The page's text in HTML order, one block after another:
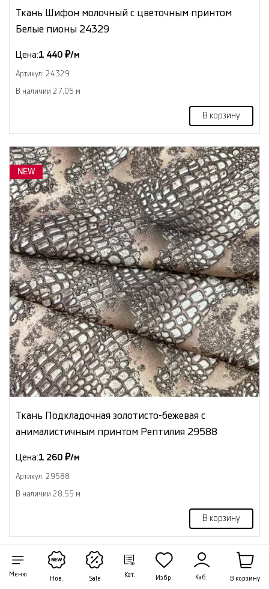
Меню
Нов. Sale
Кат. Избр. Каб. В корзину
Ткань Шифон молочный с цветочным принтом
Белые пионы 24329
Цена:1 440 ₽/м
Артикул: 24329
В наличии 27.05 м
В корзину
NEW
Ткань Подкладочная золотисто-бежевая с
анималистичным принтом Рептилия 29588
Цена:1 260 ₽/м
Артикул: 29588
В наличии 28.55 м
В корзину
NEW